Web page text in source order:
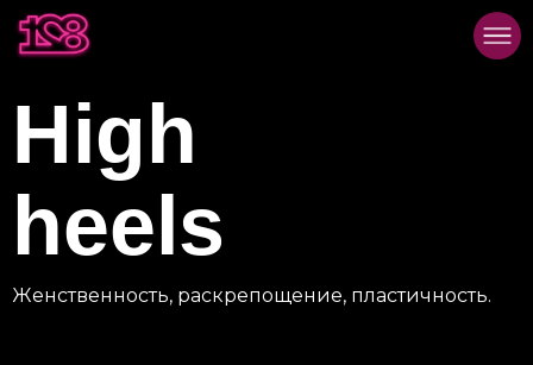
High
heels
Женственность, раскрепощение, пластичность.